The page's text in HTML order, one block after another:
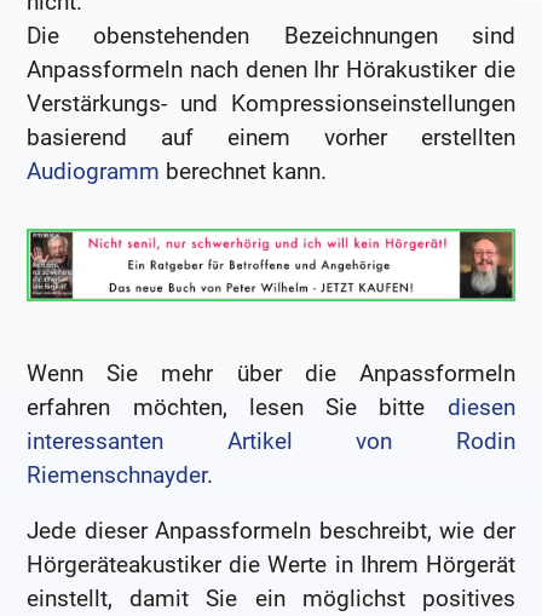
Die obenstehenden Bezeichnungen sind
Anpassformeln nach denen Ihr Hörakustiker die
Verstärkungs- und Kompressionseinstellungen
basierend auf einem vorher erstellten
Audiogramm berechnet kann.
Wenn Sie mehr über die Anpassformeln
erfahren möchten, lesen Sie bitte diesen
interessanten Artikel von Rodin
Riemenschnayder.
Jede dieser Anpassformeln beschreibt, wie der
Hörgeräteakustiker die Werte in Ihrem Hörgerät
einstellt, damit Sie ein möglichst positives